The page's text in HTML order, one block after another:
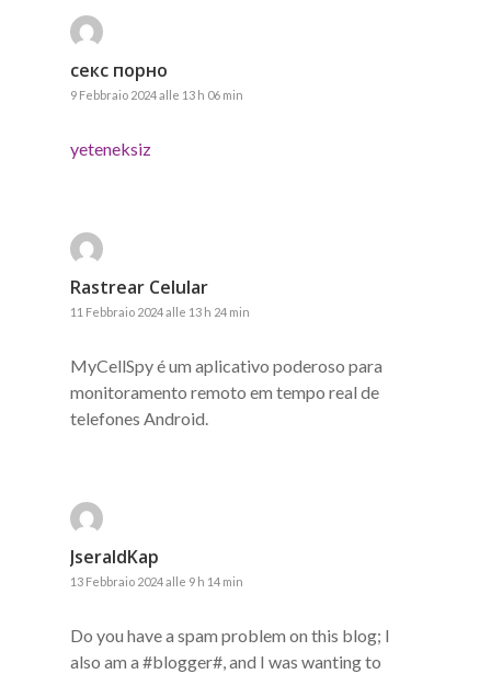
секс порно
9 Febbraio 2024 alle 13 h 06 min
yeteneksiz
Rastrear Celular
11 Febbraio 2024 alle 13 h 24 min
MyCellSpy é um aplicativo poderoso para
monitoramento remoto em tempo real de
telefones Android.
JseraldKap
13 Febbraio 2024 alle 9 h 14 min
Do you have a spam problem on this blog; I
also am a #blogger#, and I was wanting to